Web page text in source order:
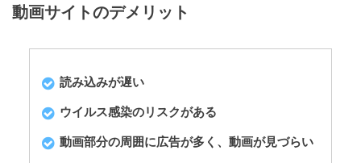
動画サイトのデメリット
読み込みが遅い
ウイルス感染のリスクがある
動画部分の周囲に広告が多く、動画が見づらい